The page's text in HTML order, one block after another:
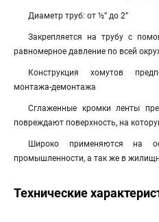
Диаметр труб: от ½” до 2”
Закрепляется на трубу с
равномерное давление по всей
Конструкция хомутов
монтажа-демонтажа
Сглаженные кромки ленты
повреждают поверхность, на
Широко применяются на
промышленности, а так же в
Технические